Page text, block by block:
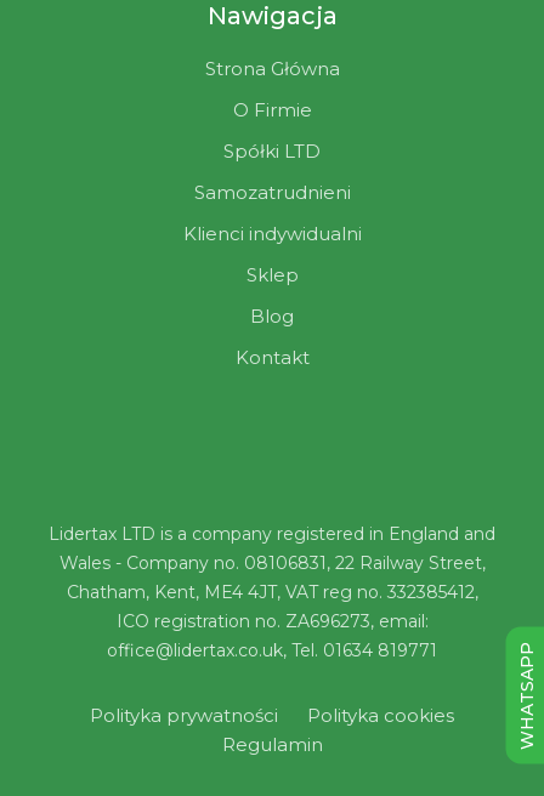
WHATSAPP
Nawigacja
Strona Główna
O Firmie
Spółki LTD
Samozatrudnieni
Klienci indywidualni
Sklep
Blog
Kontakt
Lidertax LTD is a company registered in England and
Wales - Company no. 08106831, 22 Railway Street,
Chatham, Kent, ME4 4JT, VAT reg no. 332385412,
ICO registration no. ZA696273, email:
office@lidertax.co.uk, Tel. 01634 819771
Polityka prywatności
Polityka cookies
Regulamin